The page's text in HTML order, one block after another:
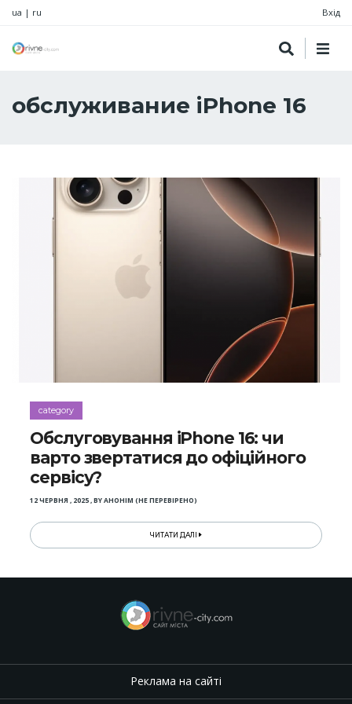
ua | ru Вхід
обслуживание iPhone 16
category
Обслуговування iPhone 16: чи
варто звертатися до офіційного
сервісу?
12 ЧЕРВНЯ , 2025,BYАНОНІМ (НЕ ПЕРЕВІРЕНО)
ЧИТАТИ ДАЛІ
Реклама на сайті